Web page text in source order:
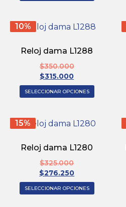
10%
Reloj dama L1288
$350.000
$315.000
SELECCIONAR OPCIONES
15%
Reloj dama L1280
$325.000
$276.250
SELECCIONAR OPCIONES